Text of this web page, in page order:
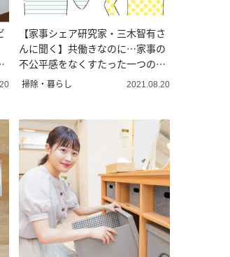
【家事シェア研究家・三木智有さ
んに聞く】共働きなのに…家事の
不公平感をなくすたった一つの方
法 ＃家事分担の極意
掃除・暮らし 2021.08.20